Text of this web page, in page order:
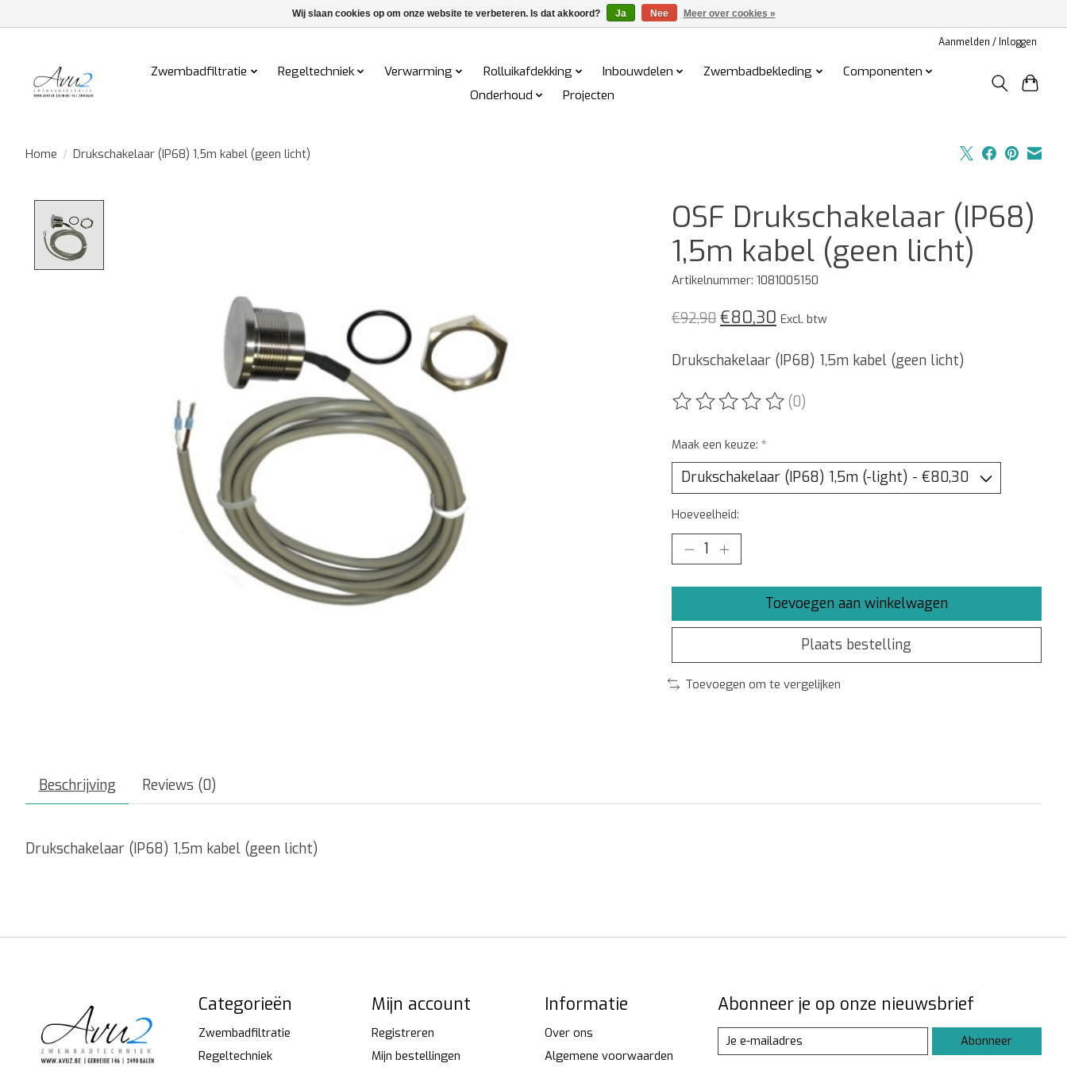
Aanmelden / Inloggen
Zwembadfiltratie Regeltechniek Verwarming Rolluikafdekking Inbouwdelen Zwembadbekleding
Componenten
Onderhoud
Projecten
Home / Drukschakelaar (IP68) 1,5m kabel (geen licht)
OSF Drukschakelaar (IP68)
1,5m kabel (geen licht)
Artikelnummer: 1081005150
€92,90 €80,30 Excl. btw
Drukschakelaar (IP68) 1,5m kabel (geen licht)
De beoordeling van dit product is
(0)
Maak een keuze: *
Hoeveelheid:
Toevoegen aan winkelwagen
Plaats bestelling
Toevoegen om te vergelijken
Beschrijving Reviews (0)
Drukschakelaar (IP68) 1,5m kabel (geen licht)
Categorieën
Zwembadfiltratie
Regeltechniek
Mijn account
Registreren
Mijn bestellingen
Informatie
Over ons
Algemene voorwaarden
Abonneer je op onze nieuwsbrief
Abonneer
Wij slaan cookies op om onze website te verbeteren. Is dat akkoord? Ja Nee Meer over cookies »